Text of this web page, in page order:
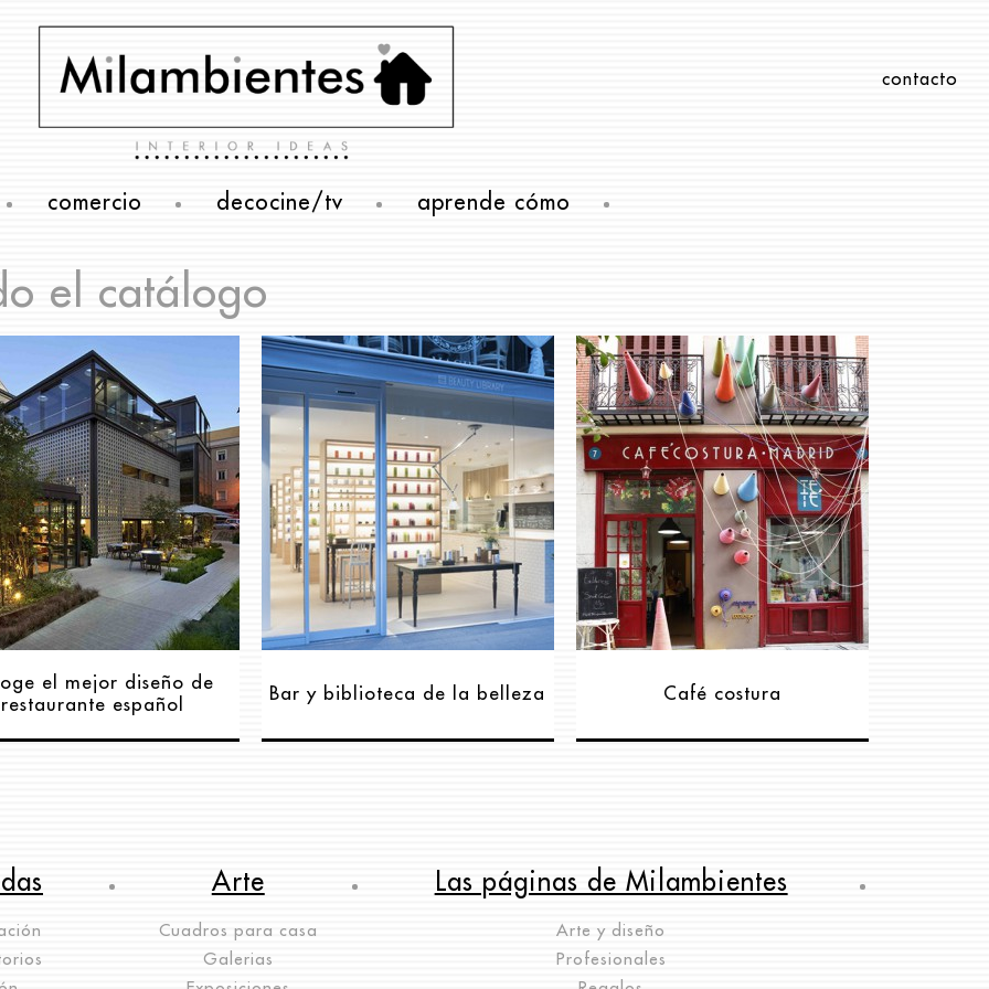
contacto
comercio decocine/tv aprende cómo
el catálogo
el mejor diseño de
restaurante español
Bar y biblioteca de la belleza Café costura
Arte
Cuadros para casa
Galerias
Las páginas de Milambientes
Arte y diseño
Profesionales